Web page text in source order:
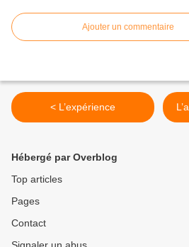
Ajouter un commentaire
< L’expérience
Hébergé par Overblog
Top articles
Pages
Contact